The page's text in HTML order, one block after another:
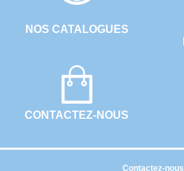
NOS CATALOGUES
CONTACTEZ-NOUS
Contactez-nous